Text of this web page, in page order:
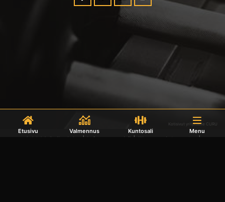
Etusivu Valmennus Kuntosali Menu
Kotisivut yritykselle CURU
©2022 Prässi Oy | info@prassi.fi | Tietosuojalauseke
|